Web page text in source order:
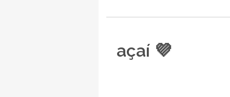
açaí 💜